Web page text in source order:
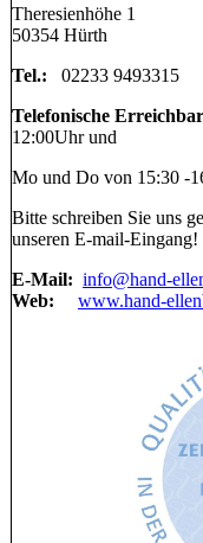
Theresienhöhe 1
50354 Hürth
Tel.: 02233
Telefonische
12:00Uhr
Mo und Do von 15:30 -
Bitte schreiben Sie uns
unseren E-mail-Eingang!
E-Mail: info@hand-
Web:
www.hand-